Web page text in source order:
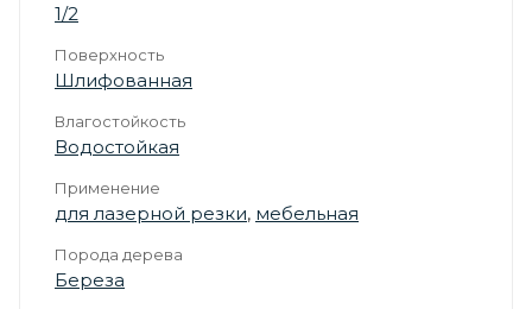
1/2
Поверхность
Шлифованная
Влагостойкость
Водостойкая
Применение
для лазерной резки, мебельная
Порода дерева
Береза